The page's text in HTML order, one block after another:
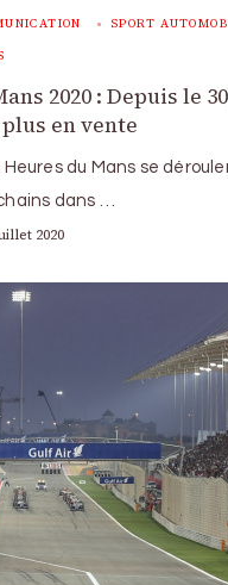
SPORT
2020 : Depuis le
en vente
Heures du Mans se
dans …
2020